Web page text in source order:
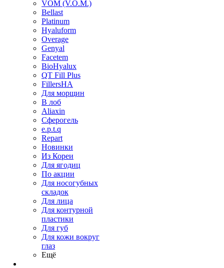
VOM (V.O.M.)
Bellast
Platinum
Hyaluform
Overage
Genyal
Facetem
BioHyalux
QT Fill Plus
FillersHA
Для морщин
В лоб
Aliaxin
Сферогель
e.p.t.q
Repart
Новинки
Из Кореи
Для ягодиц
По акции
Для носогубных
складок
Для лица
Для контурной
пластики
Для губ
Для кожи вокруг
глаз
Ещё